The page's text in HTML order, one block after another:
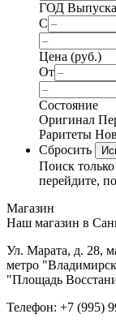
ГОД Выпуска
С
Цена (руб.)
От
Состояние
Оригинал
Раритеты
Сбросить
Поиск
перейдите,
Магазин
Наш магазин в
Ул. Марата, д. 28,
метро
"Площадь
Телефон: +7 (995)